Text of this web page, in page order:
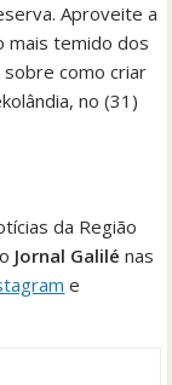
Aproveite a
mais temido dos
como criar
no (31)
da Região
Jornal Galilé nas
e